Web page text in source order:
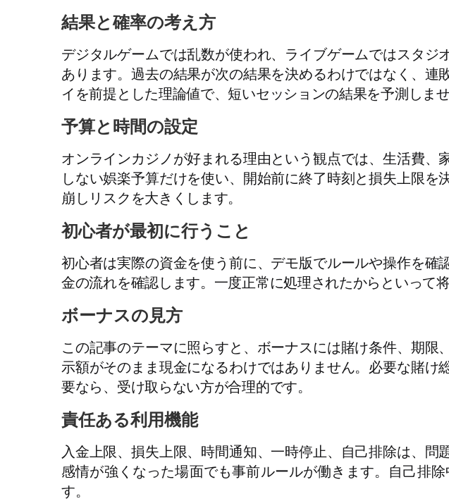
結果と確率の考え方
デジタルゲームでは乱数が使われ、ライブゲームではスタ
あります。過去の結果が次の結果を決めるわけではなく、
イを前提とした理論値で、短いセッションの結果を予測しませ
予算と時間の設定
オンラインカジノが好まれる理由という観点では、生活費
しない娯楽予算だけを使い、開始前に終了時刻と損失上限
崩しリスクを大きくします。
初心者が最初に行うこと
初心者は実際の資金を使う前に、デモ版でルールや操作を
金の流れを確認します。一度正常に処理されたからといって
ボーナスの見方
この記事のテーマに照らすと、ボーナスには賭け条件、期
示額がそのまま現金になるわけではありません。必要な賭
要なら、受け取らない方が合理的です。
責任ある利用機能
入金上限、損失上限、時間通知、一時停止、自己排除は、問
感情が強くなった場面でも事前ルールが働きます。自己排
す。